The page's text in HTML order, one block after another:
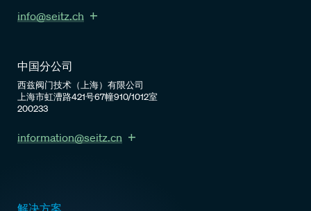
info@seitz.ch
中国分公司
西兹阀门技术（上海）有限公司
上海市虹漕路421号67幢910/1012室
200233
information@seitz.cn